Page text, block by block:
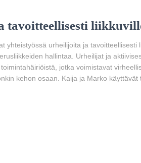
tavoitteellisesti
yhteistyössä urheilijoita ja tavoitteellisesti
hallintaa. Urheilijat ja
jotka voimistavat
kehon osaan. Kaija ja Marko käyttävät